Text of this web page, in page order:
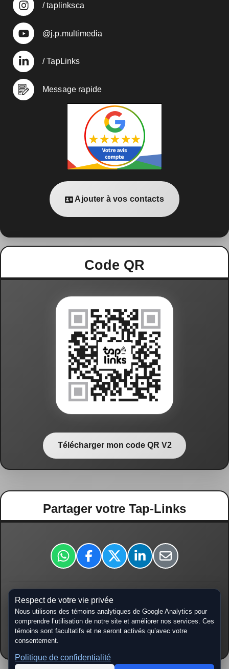
/ taplinksca
@j.p.multimedia
/ TapLinks
Message rapide
Ajouter à vos contacts
Code QR
Télécharger mon code QR V2
Partager votre Tap-Links
tap-links.ca/
Copier URL
Respect de votre vie privée
Nous utilisons des témoins analytiques de Google Analytics pour
comprendre l’utilisation de notre site et améliorer nos services. Ces
témoins sont facultatifs et ne seront activés qu’avec votre
consentement.
Politique de confidentialité